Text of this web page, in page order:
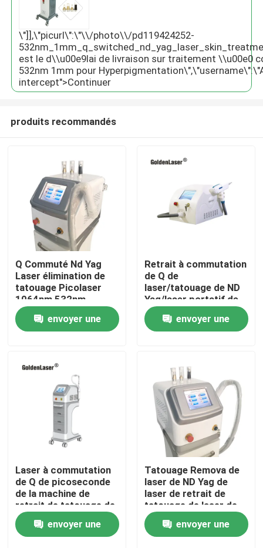
Maison
Produits
Vidéos
VR Show
Visite d'usine
Contrôle de qualité
Contactez-nous
Nouvelles
\"]],\"picurl\":\"\\/photo\\/pd119424252-
est le d\\u00e9lai de livraison sur traitement \\u00e0
532nm 1mm pour
intercept">Continuer
produits recommandés
Q Commuté Nd Yag
Laser élimination de
tatouage Picolaser
1064nm 532nm
envoyer une
Retrait à commutation
de Q de
laser/tatouage de ND
Yag/laser portatif de
ND Yag de
commutateur de Q
envoyer une
Laser à commutation
de Q de picoseconde
de la machine de
retrait de tatouage de
laser de ND
Yag/1064nm 532nm
envoyer une
Tatouage Remova de
laser de ND Yag de
laser de retrait de
tatouage de laser de
ND Yag de
commutateur de Q
envoyer une